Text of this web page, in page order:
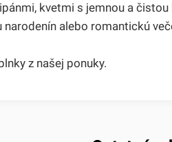
kvetmi s jemnou a
alebo romantickú
z našej ponuky.